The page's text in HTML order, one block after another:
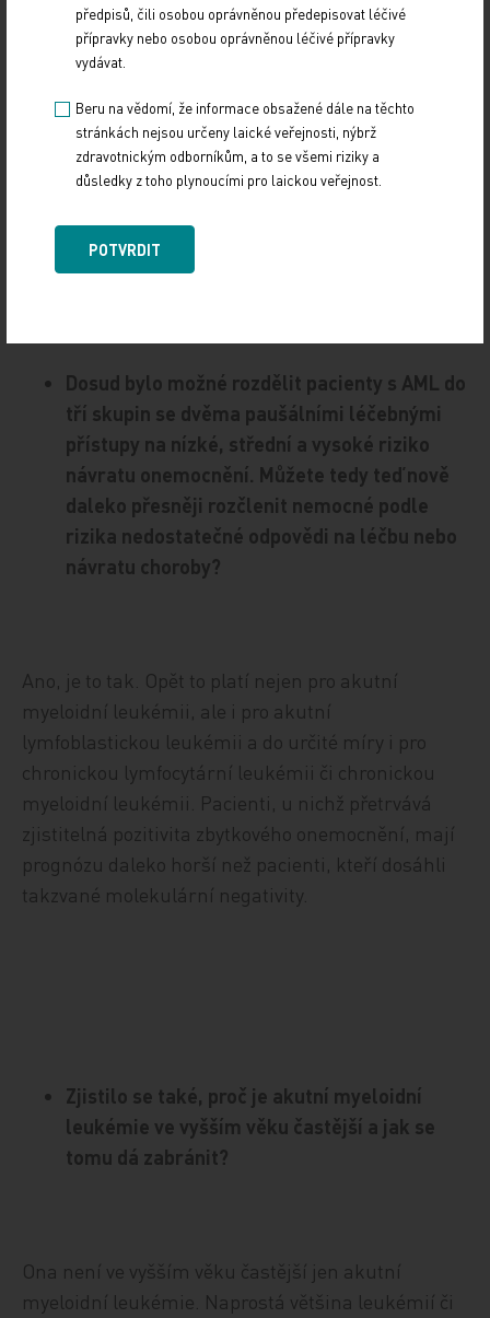
akutních leukémií nebo u chronické myeloidní
leukémie. Včasná detekce pozitivity zbytkové
ve stadiu, kdy se nemoc klinicky neprojevuje, což je
často samozřejmě účinnější než léčba rozvinutého
onemocnění.
Dosud bylo možné rozdělit pacienty s AML do
tří skupin se dvěma paušálními léčebnými
přístupy na nízké, střední a vysoké riziko
návratu onemocnění. Můžete tedy teď nově
daleko přesněji rozčlenit nemocné podle
rizika nedostatečné odpovědi na léčbu nebo
návratu choroby?
Ano, je to tak. Opět to platí nejen pro akutní
myeloidní leukémii, ale i pro akutní
lymfoblastickou leukémii a do určité míry i pro
chronickou lymfocytární leukémii či chronickou
myeloidní leukémii. Pacienti, u nichž přetrvává
zjistitelná pozitivita zbytkového onemocnění, mají
prognózu daleko horší než pacienti, kteří dosáhli
takzvané molekulární negativity.
Zjistilo se také, proč je akutní myeloidní
leukémie ve vyšším věku častější a jak se
tomu dá zabránit?
Ona není ve vyšším věku častější jen akutní
myeloidní leukémie. Naprostá většina leukémií či
předpisů, čili osobou oprávněnou předepisovat léčivé
přípravky nebo osobou oprávněnou léčivé přípravky
vydávat.
Beru na vědomí, že informace obsažené dále na těchto
stránkách nejsou určeny laické veřejnosti, nýbrž
zdravotnickým odborníkům, a to se všemi riziky a
důsledky z toho plynoucími pro laickou veřejnost.
POTVRDIT